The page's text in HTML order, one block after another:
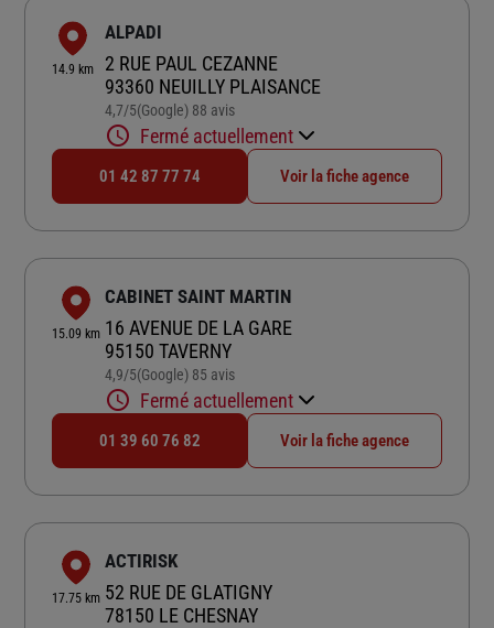
14.9 km
ALPADI
2 RUE PAUL CEZANNE
93360 NEUILLY PLAISANCE
4,7/5Note de 4.7 sur 5
(Google) 88 avis
Fermé actuellement
01 42 87 77 74 Voir la fiche agence
15.09 km
CABINET SAINT MARTIN
16 AVENUE DE LA GARE
95150 TAVERNY
4,9/5Note de 4.9 sur 5
(Google) 85 avis
Fermé actuellement
01 39 60 76 82 Voir la fiche agence
17.75 km
ACTIRISK
52 RUE DE GLATIGNY
78150 LE CHESNAY